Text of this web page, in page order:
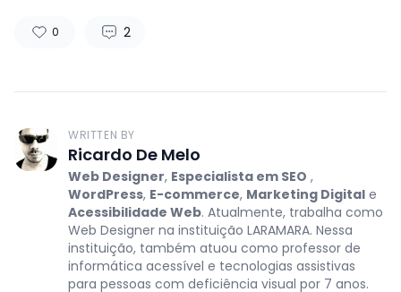
0 2
WRITTEN BY
Ricardo De Melo
Web Designer, Especialista em SEO ,
WordPress, E-commerce, Marketing Digital e
Acessibilidade Web. Atualmente, trabalha como
Web Designer na instituição LARAMARA. Nessa
instituição, também atuou como professor de
informática acessível e tecnologias assistivas
para pessoas com deficiência visual por 7 anos.